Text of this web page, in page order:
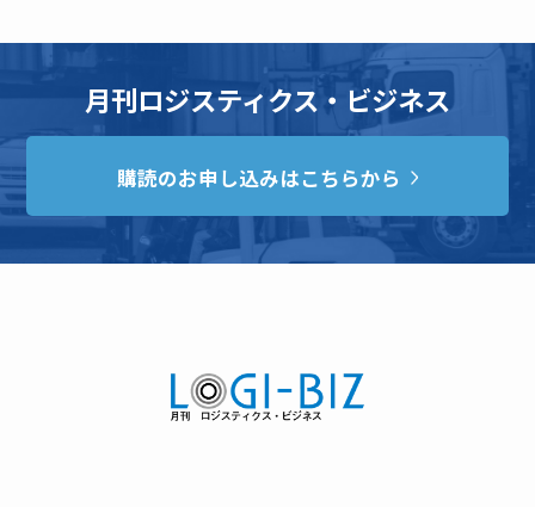
月刊ロジスティクス・ビジネス
購読のお申し込みはこちらから